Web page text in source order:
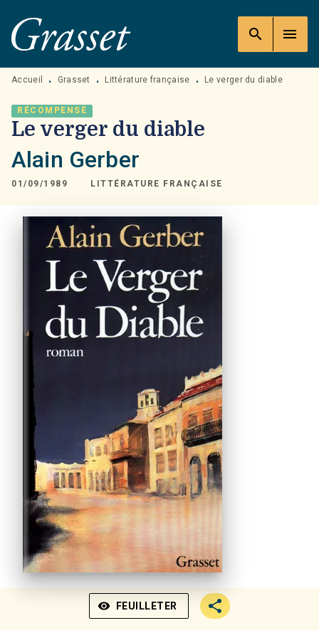
MENU RECHERCHE
PIED DE PAGE
search menu
Accueil • Grasset • Littérature française • Le verger du diable
RÉCOMPENSÉ
Le verger du diable
Alain Gerber
01/09/1989 LITTÉRATURE FRANÇAISE
visibility FEUILLETER